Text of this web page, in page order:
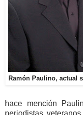
Ramón Paulino, actual
hace mención